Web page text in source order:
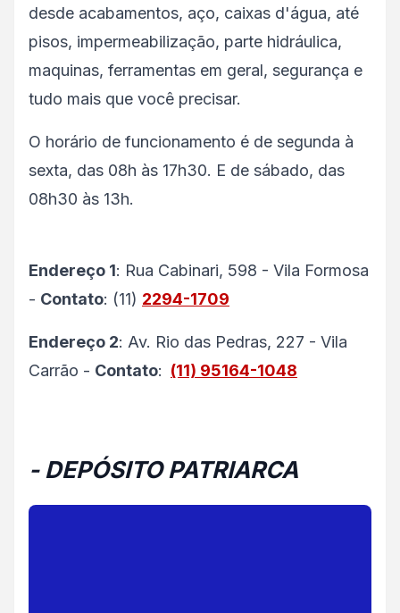
desde acabamentos, aço, caixas d'água, até
pisos, impermeabilização, parte hidráulica,
maquinas, ferramentas em geral, segurança e
tudo mais que você precisar.
O horário de funcionamento é de segunda à
sexta, das 08h às 17h30. E de sábado, das
08h30 às 13h.
Endereço 1: Rua Cabinari, 598 - Vila Formosa
- Contato: (11) 2294-1709
Endereço 2: Av. Rio das Pedras, 227 - Vila
Carrão - Contato: (11) 95164-1048
- DEPÓSITO PATRIARCA